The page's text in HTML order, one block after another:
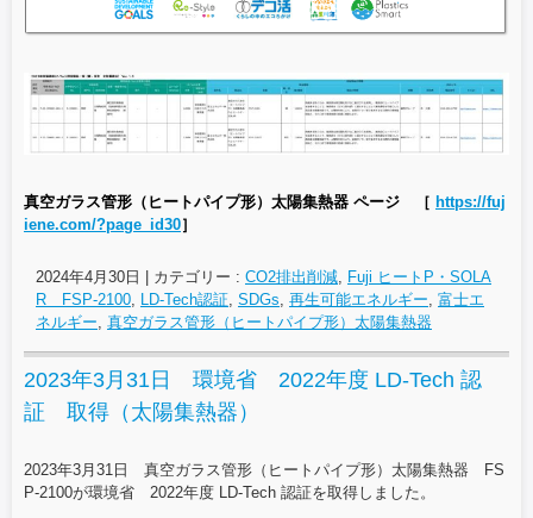
真空ガラス管形（ヒートパイプ形）太陽集熱器 ページ ［ https://fuj
iene.com/?page_id30］
2024年4月30日 カテゴリー : CO2排出削減, Fuji ヒートP・SOLA
R FSP-2100, LD-Tech認証, SDGs, 再生可能エネルギー, 富士エ
ネルギー, 真空ガラス管形（ヒートパイプ形）太陽集熱器
2023年3月31日 環境省 2022年度 LD-Tech 認
証 取得（太陽集熱器）
2023年3月31日 真空ガラス管形（ヒートパイプ形）太陽集熱器 FS
P-2100が環境省 2022年度 LD-Tech 認証を取得しました。